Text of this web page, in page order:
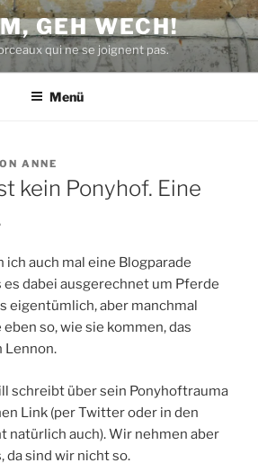
GEH WECH!
qui ne se joignent pas.
Menü
ANNE
kein Ponyhof. Eine
ich auch mal eine Blogparade
es dabei ausgerechnet um Pferde
eigentümlich, aber manchmal
so, wie sie kommen, das
Lennon.
schreibt über sein Ponyhoftrauma
Link (per Twitter oder in den
natürlich auch). Wir nehmen aber
da sind wir nicht so.